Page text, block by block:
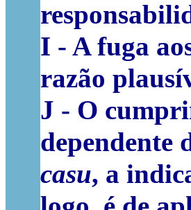
I - A fuga
razão
J - O
dependente
casu, a